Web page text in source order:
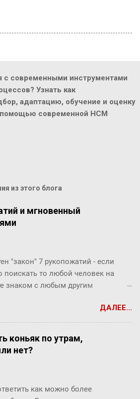
с современными инструментами
Узнать как
адаптацию, обучение и оценку
современной HCM
из этого блога
и мгновенный
"закон" 7 рукопожатий - если
поискать то любой человек на
знаком с любым другим
Этот как бы закон, разумеется, не
но есть предположение что он
вполне отражает концепцию
мира", который продолжает
Research решили проверить на
ДАЛЕЕ...
коньяк по утрам,
нет?
как можно более